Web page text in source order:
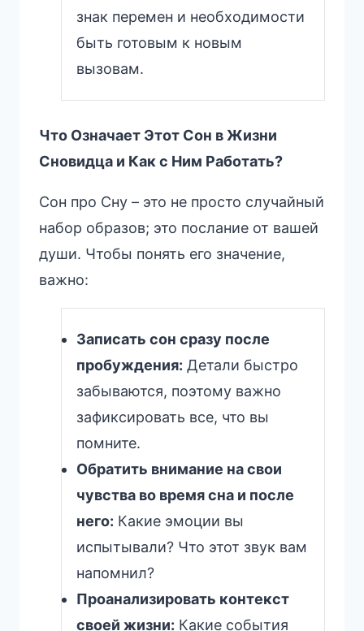
знак перемен и необходимости
быть готовым к новым
вызовам.
Что Означает Этот Сон в Жизни
Сновидца и Как с Ним Работать?
Сон про Сну – это не просто случайный
набор образов; это послание от вашей
души. Чтобы понять его значение,
важно:
Записать сон сразу после
пробуждения: Детали быстро
забываются, поэтому важно
зафиксировать все, что вы
помните.
Обратить внимание на свои
чувства во время сна и после
него: Какие эмоции вы
испытывали? Что этот звук вам
напомнил?
Проанализировать контекст
своей жизни: Какие события